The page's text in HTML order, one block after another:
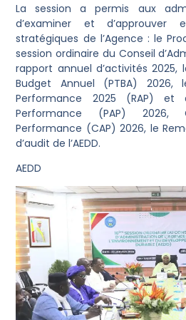
La session a permis aux
d’examiner et d’approuver
stratégiques de l’Agence : le
session ordinaire du Conseil
rapport annuel d’activités
Budget Annuel (PTBA) 2026,
Performance 2025 (RAP)
Performance (PAP)
Performance (CAP) 2026, le
d’audit de l’AEDD.
AEDD